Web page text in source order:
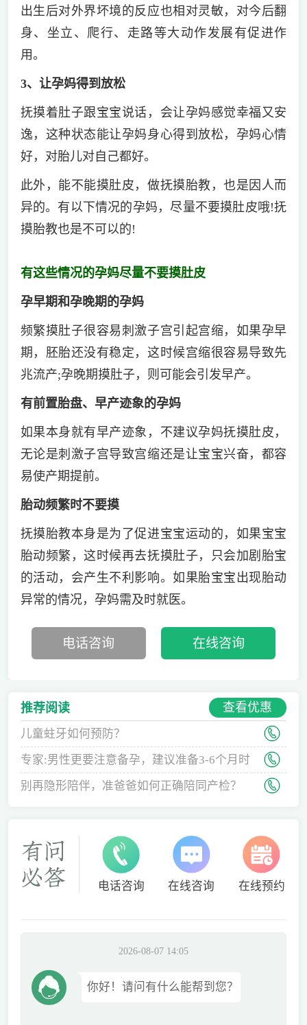
出生后对外界坏境的反应也相对灵敏，对今后翻
身、坐立、爬行、走路等大动作发展有促进作
用。
3、让孕妈得到放松
抚摸着肚子跟宝宝说话，会让孕妈感觉幸福又安
逸，这种状态能让孕妈身心得到放松，孕妈心情
好，对胎儿对自己都好。
此外，能不能摸肚皮，做抚摸胎教，也是因人而
异的。有以下情况的孕妈，尽量不要摸肚皮哦!抚
摸胎教也是不可以的!
有这些情况的孕妈尽量不要摸肚皮
孕早期和孕晚期的孕妈
频繁摸肚子很容易刺激子宫引起宫缩，如果孕早
期，胚胎还没有稳定，这时候宫缩很容易导致先
兆流产;孕晚期摸肚子，则可能会引发早产。
有前置胎盘、早产迹象的孕妈
如果本身就有早产迹象，不建议孕妈抚摸肚皮，
无论是刺激子宫导致宫缩还是让宝宝兴奋，都容
易使产期提前。
胎动频繁时不要摸
抚摸胎教本身是为了促进宝宝运动的，如果宝宝
胎动频繁，这时候再去抚摸肚子，只会加剧胎宝
的活动，会产生不利影响。如果胎宝宝出现胎动
异常的情况，孕妈需及时就医。
电话咨询 在线咨询
推荐阅读 查看优惠
儿童蛀牙如何预防？
专家:男性更要注意备孕，建议准备3-6个月时
间
别再隐形陪伴，准爸爸如何正确陪同产检？
电话咨询 在线咨询 在线预约
2026-08-07 14:05
你好！请问有什么能帮到您？